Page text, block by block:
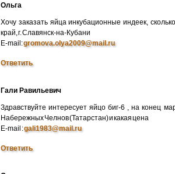
Ольга
Хочу заказать яйца инкубационные индеек,
край, г. Славянск-на-Кубани
E-mail:gromova.olya2009@mail.ru
Ответить
Гали Равильевич
Здравствуйте интересует яйцо биг-6 , на конец
Набережных Челнов (Татарстан) и какая цена
E-mail :gali1983@mail.ru
Ответить